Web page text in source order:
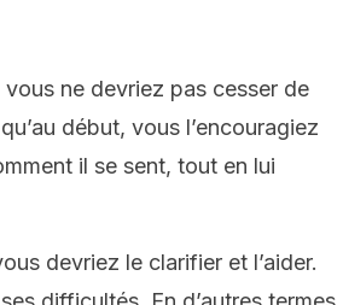
vous ne devriez pas cesser de
début, vous l’encouragiez
il se sent, tout en lui
devriez le clarifier et l’aider.